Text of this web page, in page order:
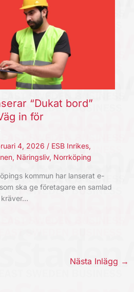
“Dukat bord”
in för
4, 2026 / ESB Inrikes,
, Näringsliv, Norrköping
kommun har lanserat e-
ska ge företagare en samlad
kräver…
Nästa Inlägg →